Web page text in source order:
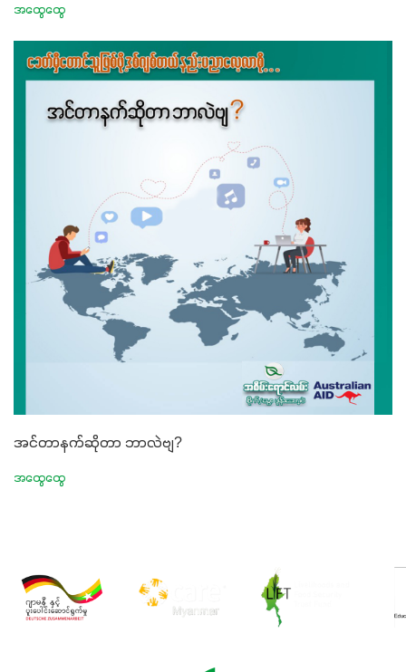
အထွေထွေ
အင်တာနက်ဆိုတာ ဘာလဲဗျ?
အထွေထွေ